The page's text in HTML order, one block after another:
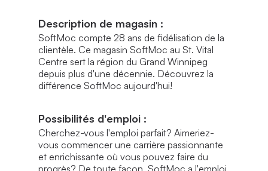
Description de magasin :
SoftMoc compte 28 ans de fidélisation de la
clientèle. Ce magasin SoftMoc au St. Vital
Centre sert la région du Grand Winnipeg
depuis plus d'une décennie. Découvrez la
différence SoftMoc aujourd'hui!
Possibilités d'emploi :
Cherchez-vous l'emploi parfait? Aimeriez-
vous commencer une carrière passionnante
et enrichissante où vous pouvez faire du
progrès? De toute façon, SoftMoc a l'emploi